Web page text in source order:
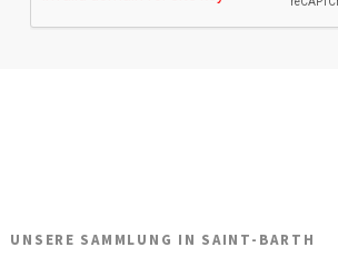
UNSERE SAMMLUNG IN SAINT-BARTH